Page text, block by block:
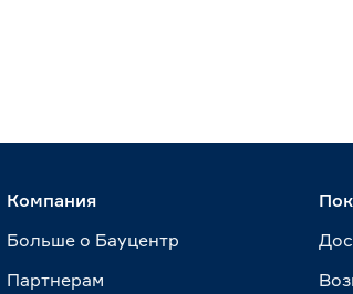
Компания
Больше о Бауцентр
Партнерам